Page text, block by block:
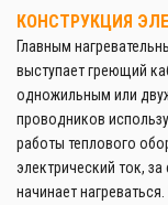
КОНСТРУКЦИЯ
Главным
выступает греющий
одножильным или
проводников
работы теплового
электрический ток,
начинает